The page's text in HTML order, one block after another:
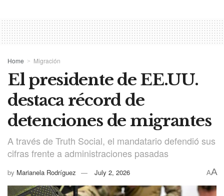
Home Migración
El presidente de EE.UU.
destaca récord de
detenciones de migrantes
A través de Truth Social, el mandatario defendió sus
cifras frente a administraciones pasadas
by Marianela Rodríguez July 2, 2026 AA